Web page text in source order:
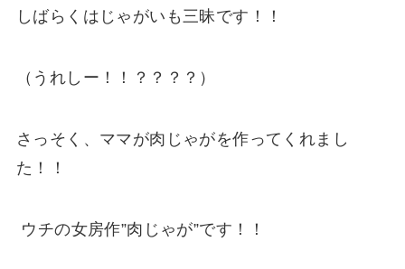
しばらくはじゃがいも三昧です！！
（うれしー！！？？？？）
さっそく、ママが肉じゃがを作ってくれまし
た！！
ウチの女房作”肉じゃが”です！！